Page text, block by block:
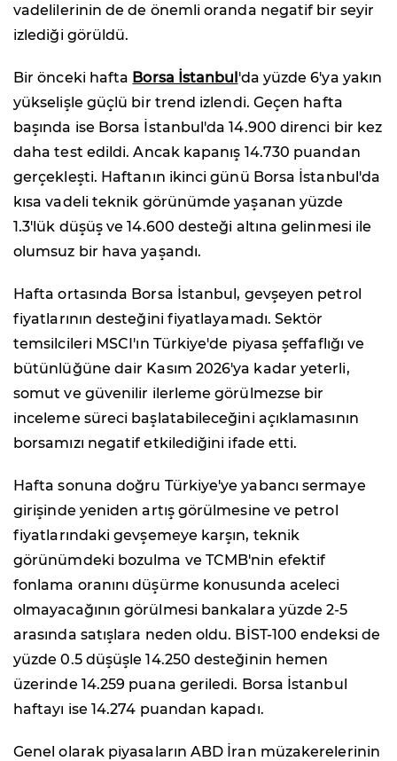
vadelilerinin de de önemli oranda negatif bir seyir
izlediği görüldü.
Bir önceki hafta Borsa İstanbul'da yüzde 6'ya yakın
yükselişle güçlü bir trend izlendi. Geçen hafta
başında ise Borsa İstanbul'da 14.900 direnci bir kez
daha test edildi. Ancak kapanış 14.730 puandan
gerçekleşti. Haftanın ikinci günü Borsa İstanbul'da
kısa vadeli teknik görünümde yaşanan yüzde
1.3'lük düşüş ve 14.600 desteği altına gelinmesi ile
olumsuz bir hava yaşandı.
Hafta ortasında Borsa İstanbul, gevşeyen petrol
fiyatlarının desteğini fiyatlayamadı. Sektör
temsilcileri MSCI'ın Türkiye'de piyasa şeffaflığı ve
bütünlüğüne dair Kasım 2026'ya kadar yeterli,
somut ve güvenilir ilerleme görülmezse bir
inceleme süreci başlatabileceğini açıklamasının
borsamızı negatif etkilediğini ifade etti.
Hafta sonuna doğru Türkiye'ye yabancı sermaye
girişinde yeniden artış görülmesine ve petrol
fiyatlarındaki gevşemeye karşın, teknik
görünümdeki bozulma ve TCMB'nin efektif
fonlama oranını düşürme konusunda aceleci
olmayacağının görülmesi bankalara yüzde 2-5
arasında satışlara neden oldu. BİST-100 endeksi de
yüzde 0.5 düşüşle 14.250 desteğinin hemen
üzerinde 14.259 puana geriledi. Borsa İstanbul
haftayı ise 14.274 puandan kapadı.
Genel olarak piyasaların ABD İran müzakerelerinin